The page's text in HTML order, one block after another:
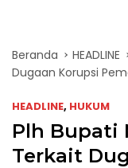
Beranda HEADLINE
Dugaan Korupsi
HEADLINE, HUKUM
Plh Bupati
Terkait